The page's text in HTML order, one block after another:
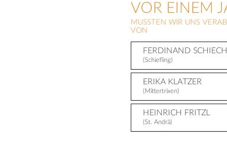
VOR EINEM
MUSSTEN WIR UNS
VON
FERDINAND SCHIECHL
(Schiefling)
ERIKA KLATZER
(Mittertrixen)
HEINRICH FRITZL
(St. Andrä)